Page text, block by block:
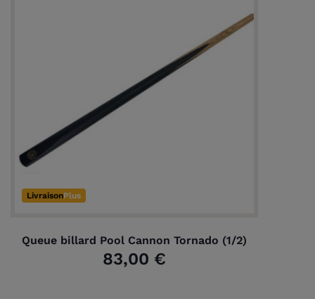
LivraisonPlus
Queue billard Pool Cannon Tornado (1/2)
83,00 €